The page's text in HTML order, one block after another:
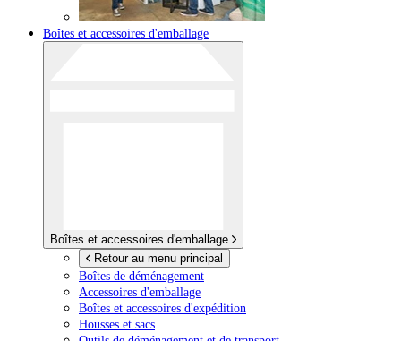
Boîtes et accessoires d'emballage
Boîtes et accessoires d'emballage
Retour au menu principal
Boîtes de déménagement
Accessoires d'emballage
Boîtes et accessoires d'expédition
Housses et sacs